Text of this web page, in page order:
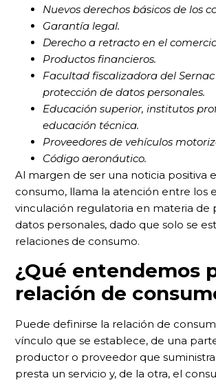
Nuevos derechos básicos de los
Garantía legal.
Derecho a retracto en el
Productos financieros.
Facultad fiscalizadora del
protección de datos personales.
Educación superior, institutos
educación técnica.
Proveedores de vehículos
Código aeronáutico.
Al margen de ser una noticia positiva
consumo, llama la atención entre los
vinculación regulatoria en materia de
datos personales, dado que solo se
relaciones de consumo.
¿Qué entendemos
relación de
Puede definirse la relación de
vínculo que se establece, de una
productor o proveedor que
presta un servicio y, de la otra, el